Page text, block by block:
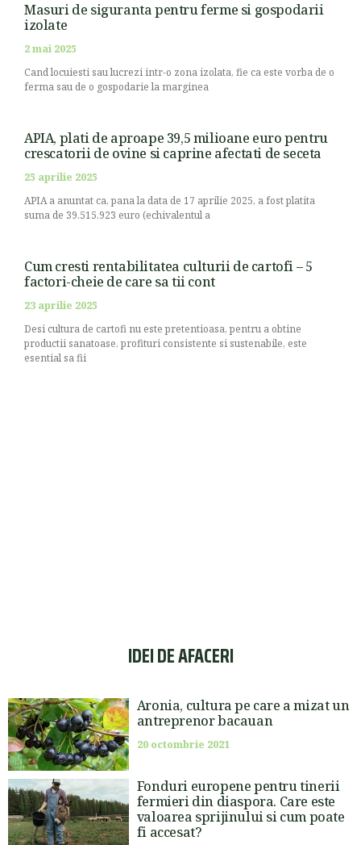
Masuri de siguranta pentru ferme si gospodarii
izolate
2 mai 2025
Cand locuiesti sau lucrezi intr-o zona izolata, fie ca este vorba de o
ferma sau de o gospodarie la marginea
APIA, plati de aproape 39,5 milioane euro pentru
crescatorii de ovine si caprine afectati de seceta
25 aprilie 2025
APIA a anuntat ca, pana la data de 17 aprilie 2025, a fost platita
suma de 39.515.923 euro (echivalentul a
Cum cresti rentabilitatea culturii de cartofi – 5
factori-cheie de care sa tii cont
23 aprilie 2025
Desi cultura de cartofi nu este pretentioasa, pentru a obtine
productii sanatoase, profituri consistente si sustenabile, este
esential sa fii
IDEI DE AFACERI
Aronia, cultura pe care a mizat un
antreprenor bacauan
20 octombrie 2021
Fonduri europene pentru tinerii
fermieri din diaspora. Care este
valoarea sprijinului si cum poate
fi accesat?